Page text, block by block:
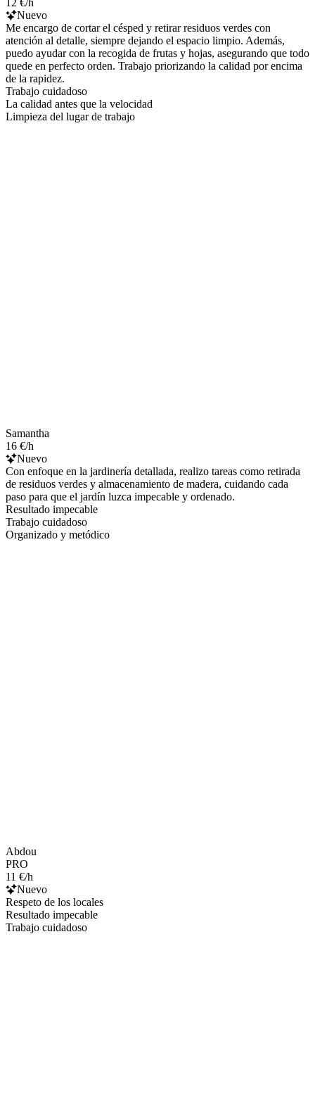
Nuevo
Me encargo de cortar el césped y retirar residuos verdes con
atención al detalle, siempre dejando el espacio limpio. Además,
puedo ayudar con la recogida de frutas y hojas, asegurando que todo
quede en perfecto orden. Trabajo priorizando la calidad por encima
de la rapidez.
Trabajo cuidadoso
La calidad antes que la velocidad
Limpieza del lugar de trabajo
Samantha
16 €/h
Nuevo
Con enfoque en la jardinería detallada, realizo tareas como retirada
de residuos verdes y almacenamiento de madera, cuidando cada
paso para que el jardín luzca impecable y ordenado.
Resultado impecable
Trabajo cuidadoso
Organizado y metódico
Abdou
PRO
11 €/h
Nuevo
Respeto de los locales
Resultado impecable
Trabajo cuidadoso